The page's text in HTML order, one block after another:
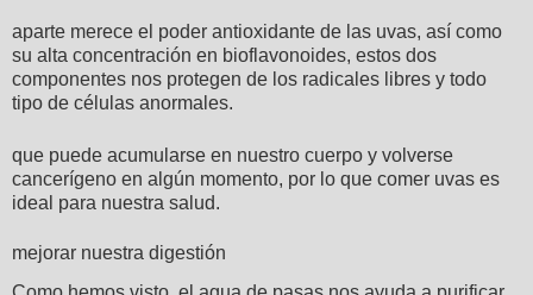
aparte merece el poder antioxidante de las uvas, así como
su alta concentración en bioflavonoides, estos dos
componentes nos protegen de los radicales libres y todo
tipo de células anormales.
que puede acumularse en nuestro cuerpo y volverse
cancerígeno en algún momento, por lo que comer uvas es
ideal para nuestra salud.
mejorar nuestra digestión